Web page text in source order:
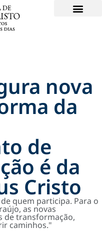
nova
da
de
é da
Cristo
quem participa. Para o
as novas
de transformação,
caminhos."